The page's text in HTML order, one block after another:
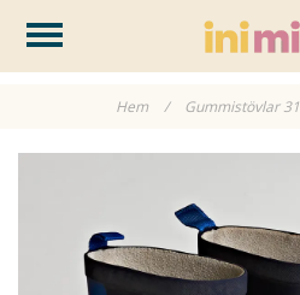
Hem / Gummistövlar 31